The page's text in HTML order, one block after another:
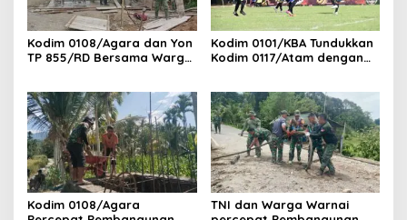
Kodim 0108/Agara dan Yon
TP 855/RD Bersama Warga
Lawe Ger Ger, Aceh
Tenggara
Kodim 0101/KBA Tundukkan
Kodim 0117/Atam dengan
Kodim 0108/Agara
TNI dan Warga Warnai